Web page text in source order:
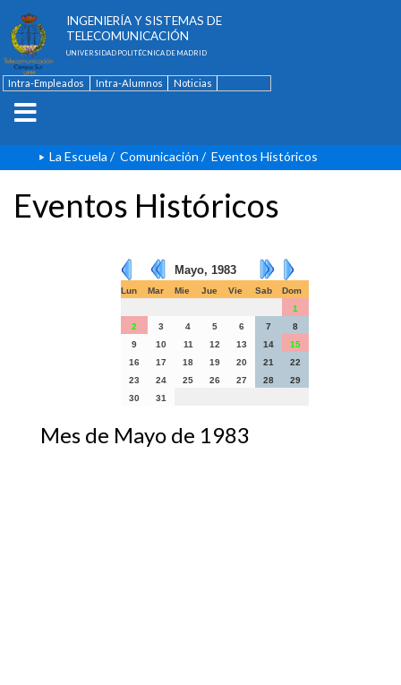
INGENIERÍA Y SISTEMAS DE
TELECOMUNICACIÓN
UNIVERSIDAD POLITÉCNICA DE MADRID
Intra-Empleados Intra-Alumnos
Noticias
La Escuela / Comunicación / Eventos Históricos
Eventos Históricos
Mayo, 1983
Lun Mar Mie Jue Vie Sab
Dom
1
2
3 4 5 6 7
8
9
10 11 12 13 14
15
16
17 18 19 20 21
22
23
24 25 26 27 28
29
30
31
Mes de Mayo de 1983